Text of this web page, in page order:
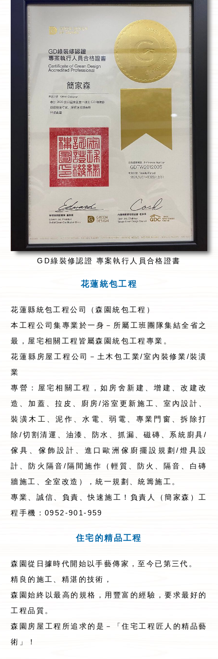
花蓮統包工程
花蓮縣統包工程公司（森園統包工程）
本工程公司集專業於一身－所屬工班團隊集結全省之
最，屋宅相關工程皆屬森園統包工程專業。
花蓮縣房屋工程公司－土木包工業/室內裝修業/裝潢
業
專營：屋宅相關工程，如房舍新建、增建、改建改
造、加蓋、拉皮、廚房/浴室更新施工、室內設計、
裝潢木工、泥作、水電、弱電、專業門窗、拆除打
除/切割清運、油漆、防水、抓漏、磁磚、系統廚具/
傢具、傢飾設計、進口歐洲傢廚擺設規劃/燈具設
計、防火隔音/隔間施作（輕質、防火、隔音、白磚
牆施工、全室改造），統一規劃、統籌施工。
專業、誠信、負責、快速施工！負責人（簡家森）工
程手機：0952-901-959
住宅的精品工程
森園從日據時代開始以手藝傳家，至今已第三代。
精良的施工、精湛的技術，
森園始終以最高的規格，用豐富的經驗，要求最好的
工程品質。
森園房屋工程所追求的是－「住宅工程匠人的精品藝
術」！
GD綠裝修認證 專案執行人員合格證書